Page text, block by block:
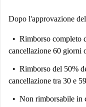
Dopo l'approvazione
Rimborso completo
cancellazione 60 giorni
Rimborso del 50%
cancellazione tra 30 e
Non rimborsabile in